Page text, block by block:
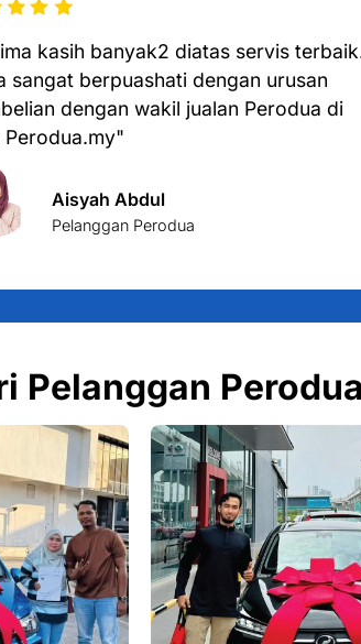
kasih banyak2 diatas servis
sangat berpuashati dengan urusan
dengan wakil jualan Perodua di
Perodua.my"
Aisyah Abdul
Pelanggan Perodua
Pelanggan Perodua